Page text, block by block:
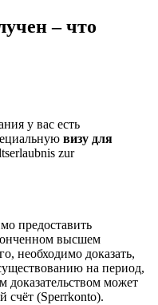
– что
у вас есть
визу для
zur
предоставить
высшем
необходимо доказать,
на период,
доказательством может
счёт (Sperrkonto).